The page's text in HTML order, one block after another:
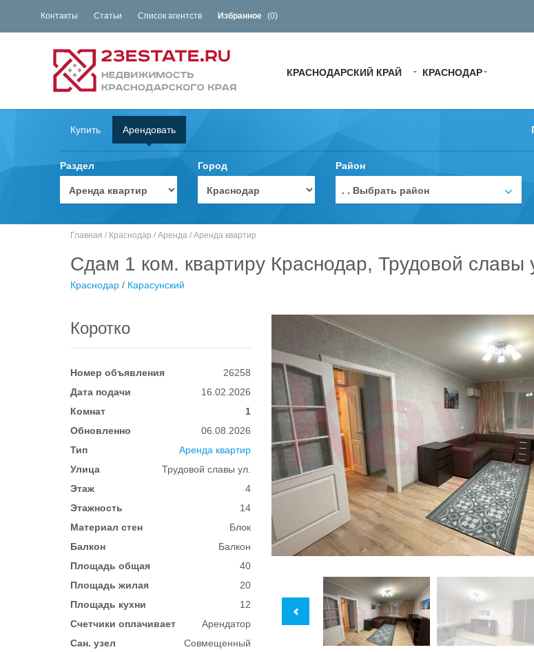
Контакты Статьи Список агентств Избранное (0)
КРАСНОДАРСКИЙ КРАЙ КРАСНОДАР
Купить Арендовать
Раздел Город Район
. . Выбрать район
Главная / Краснодар / Аренда / Аренда квартир
Сдам 1 ком. квартиру Краснодар, Трудовой славы
Краснодар / Карасунский
Коротко
Номер объявления
26258
Дата подачи
16.02.2026
Комнат
1
Обновленно
06.08.2026
Тип
Аренда квартир
Улица
Трудовой славы ул.
Этаж
4
Этажность
14
Материал стен
Блок
Балкон
Балкон
Площадь общая
40
Площадь жилая
20
Площадь кухни
12
Счетчики оплачивает
Арендатор
Сан. узел
Совмещенный